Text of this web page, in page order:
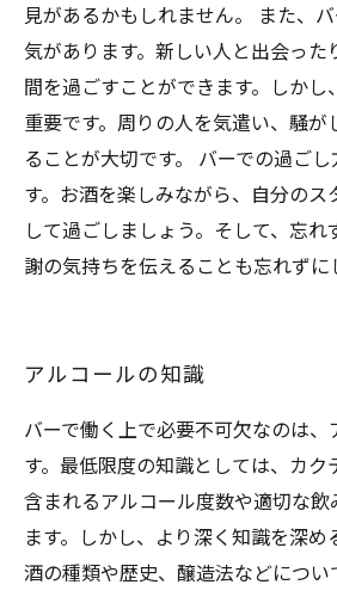
見があるかもしれません。 また、
気があります。新しい人と出会った
間を過ごすことができます。しかし
重要です。周りの人を気遣い、騒が
ることが大切です。 バーでの過ご
す。お酒を楽しみながら、自分のス
して過ごしましょう。そして、忘
謝の気持ちを伝えることも忘れずに
アルコールの知識
バーで働く上で必要不可欠なのは、
す。最低限度の知識としては、カク
含まれるアルコール度数や適切な飲
ます。しかし、より深く知識を深め
酒の種類や歴史、醸造法などについ